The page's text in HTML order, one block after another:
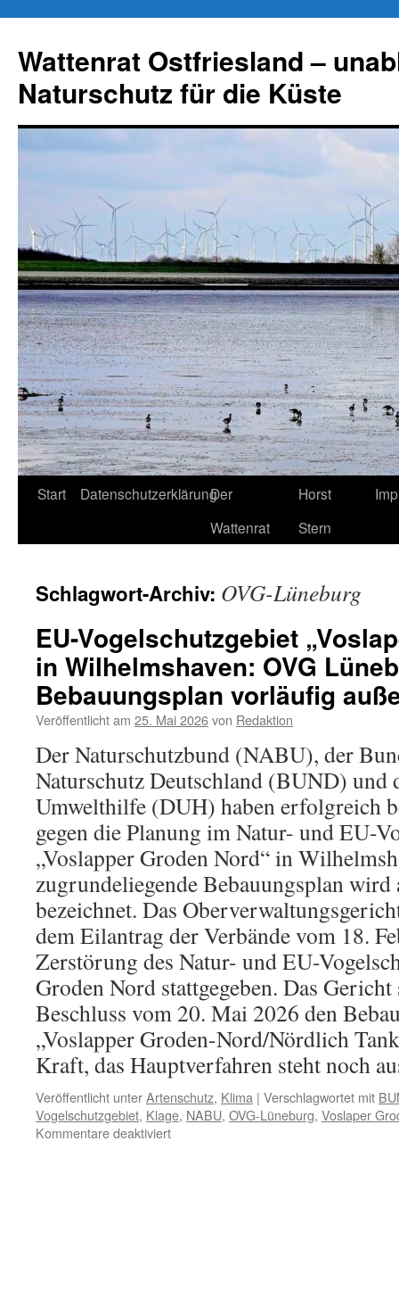
springen
Wattenrat Ostfriesland –
Naturschutz für die Küste
Start DatenschutzerklärungDer
Wattenrat
Horst
Stern
Schlagwort-Archiv: OVG-Lüneburg
EU-Vogelschutzgebiet
in Wilhelmshaven: OVG
Bebauungsplan vorläufig
Veröffentlicht am 25. Mai 2026von Redaktion
Der Naturschutzbund (NABU), der
Naturschutz Deutschland (BUND) und
Umwelthilfe (DUH) haben erfolgreich
gegen die Planung im Natur- und EU-
„Voslapper Groden Nord“ in
zugrundeliegende Bebauungsplan
bezeichnet. Das
dem Eilantrag der Verbände vom 18.
Zerstörung des Natur- und EU-
Groden Nord stattgegeben. Das
Beschluss vom 20. Mai 2026 den
„Voslapper Groden-Nord/Nördlich
Kraft, das Hauptverfahren steht noch
Veröffentlicht unterArtenschutz, Klima | Verschlagwortet mit
Vogelschutzgebiet, Klage, NABU, OVG-Lüneburg, Voslaper
Kommentare deaktiviertfür